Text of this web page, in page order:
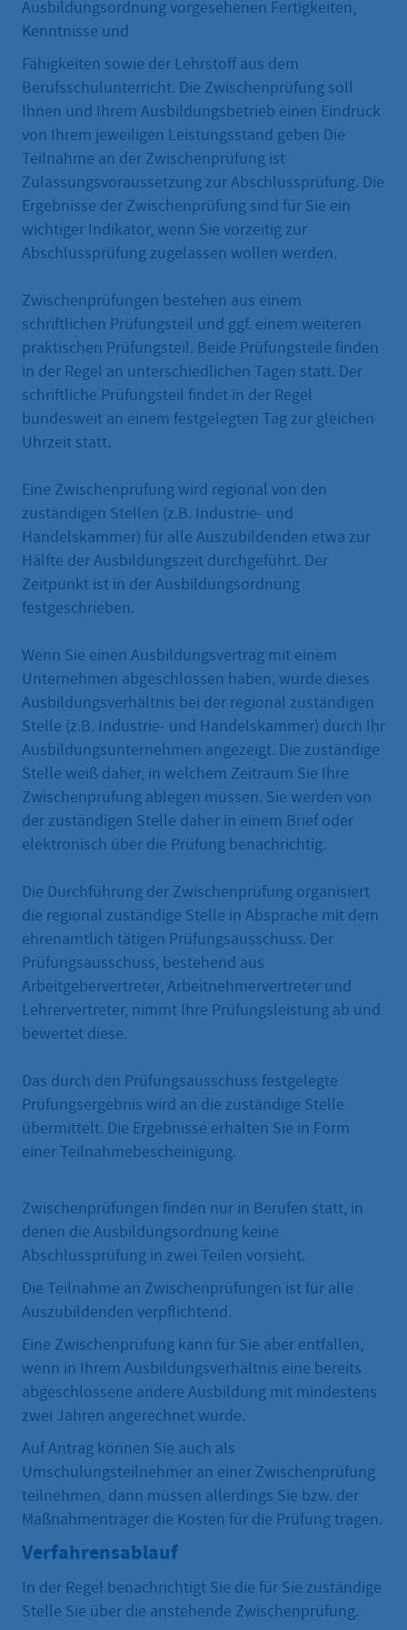
Ausbildungsordnung vorgesehenen Fertigkeiten,
Kenntnisse und
Fähigkeiten sowie der Lehrstoff aus dem
Berufsschulunterricht. Die Zwischenprüfung soll
Ihnen und Ihrem Ausbildungsbetrieb einen Eindruck
von Ihrem jeweiligen Leistungsstand geben Die
Teilnahme an der Zwischenprüfung ist
Zulassungsvoraussetzung zur Abschlussprüfung. Die
Ergebnisse der Zwischenprüfung sind für Sie ein
wichtiger Indikator, wenn Sie vorzeitig zur
Abschlussprüfung zugelassen wollen werden.
Zwischenprüfungen bestehen aus einem
schriftlichen Prüfungsteil und ggf. einem weiteren
praktischen Prüfungsteil. Beide Prüfungsteile finden
in der Regel an unterschiedlichen Tagen statt. Der
schriftliche Prüfungsteil findet in der Regel
bundesweit an einem festgelegten Tag zur gleichen
Uhrzeit statt.
Eine Zwischenprüfung wird regional von den
zuständigen Stellen (z.B. Industrie- und
Handelskammer) für alle Auszubildenden etwa zur
Hälfte der Ausbildungszeit durchgeführt. Der
Zeitpunkt ist in der Ausbildungsordnung
festgeschrieben.
Wenn Sie einen Ausbildungsvertrag mit einem
Unternehmen abgeschlossen haben, wurde dieses
Ausbildungsverhältnis bei der regional zuständigen
Stelle (z.B. Industrie- und Handelskammer) durch Ihr
Ausbildungsunternehmen angezeigt. Die zuständige
Stelle weiß daher, in welchem Zeitraum Sie Ihre
Zwischenprüfung ablegen müssen. Sie werden von
der zuständigen Stelle daher in einem Brief oder
elektronisch über die Prüfung benachrichtig.
Die Durchführung der Zwischenprüfung organisiert
die regional zuständige Stelle in Absprache mit dem
ehrenamtlich tätigen Prüfungsausschuss. Der
Prüfungsausschuss, bestehend aus
Arbeitgebervertreter, Arbeitnehmervertreter und
Lehrervertreter, nimmt Ihre Prüfungsleistung ab und
bewertet diese.
Das durch den Prüfungsausschuss festgelegte
Prüfungsergebnis wird an die zuständige Stelle
übermittelt. Die Ergebnisse erhalten Sie in Form
einer Teilnahmebescheinigung.
Zwischenprüfungen finden nur in Berufen statt, in
denen die Ausbildungsordnung keine
Abschlussprüfung in zwei Teilen vorsieht.
Die Teilnahme an Zwischenprüfungen ist für alle
Auszubildenden verpflichtend.
Eine Zwischenprüfung kann für Sie aber entfallen,
wenn in Ihrem Ausbildungsverhältnis eine bereits
abgeschlossene andere Ausbildung mit mindestens
zwei Jahren angerechnet wurde.
Auf Antrag können Sie auch als
Umschulungsteilnehmer an einer Zwischenprüfung
teilnehmen, dann müssen allerdings Sie bzw. der
Maßnahmenträger die Kosten für die Prüfung tragen.
Verfahrensablauf
In der Regel benachrichtigt Sie die für Sie zuständige
Stelle Sie über die anstehende Zwischenprüfung.